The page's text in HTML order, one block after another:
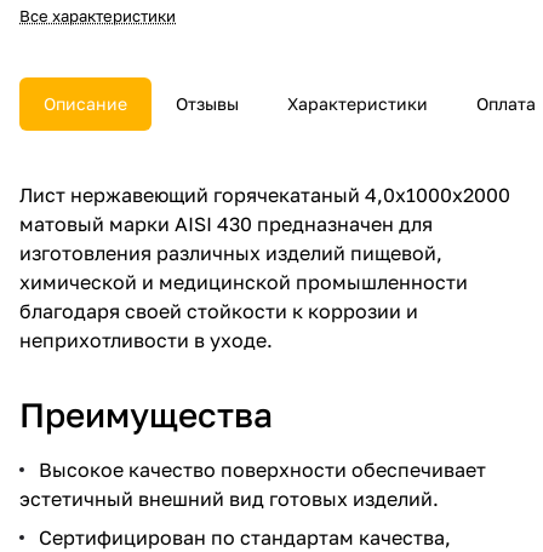
Все характеристики
Описание Отзывы Характеристики Оплата
Лист нержавеющий горячекатаный 4,0х1000х2000
матовый марки AISI 430 предназначен для
изготовления различных изделий пищевой,
химической и медицинской промышленности
благодаря своей стойкости к коррозии и
неприхотливости в уходе.
Преимущества
Высокое качество поверхности обеспечивает
эстетичный внешний вид готовых изделий.
Сертифицирован по стандартам качества,